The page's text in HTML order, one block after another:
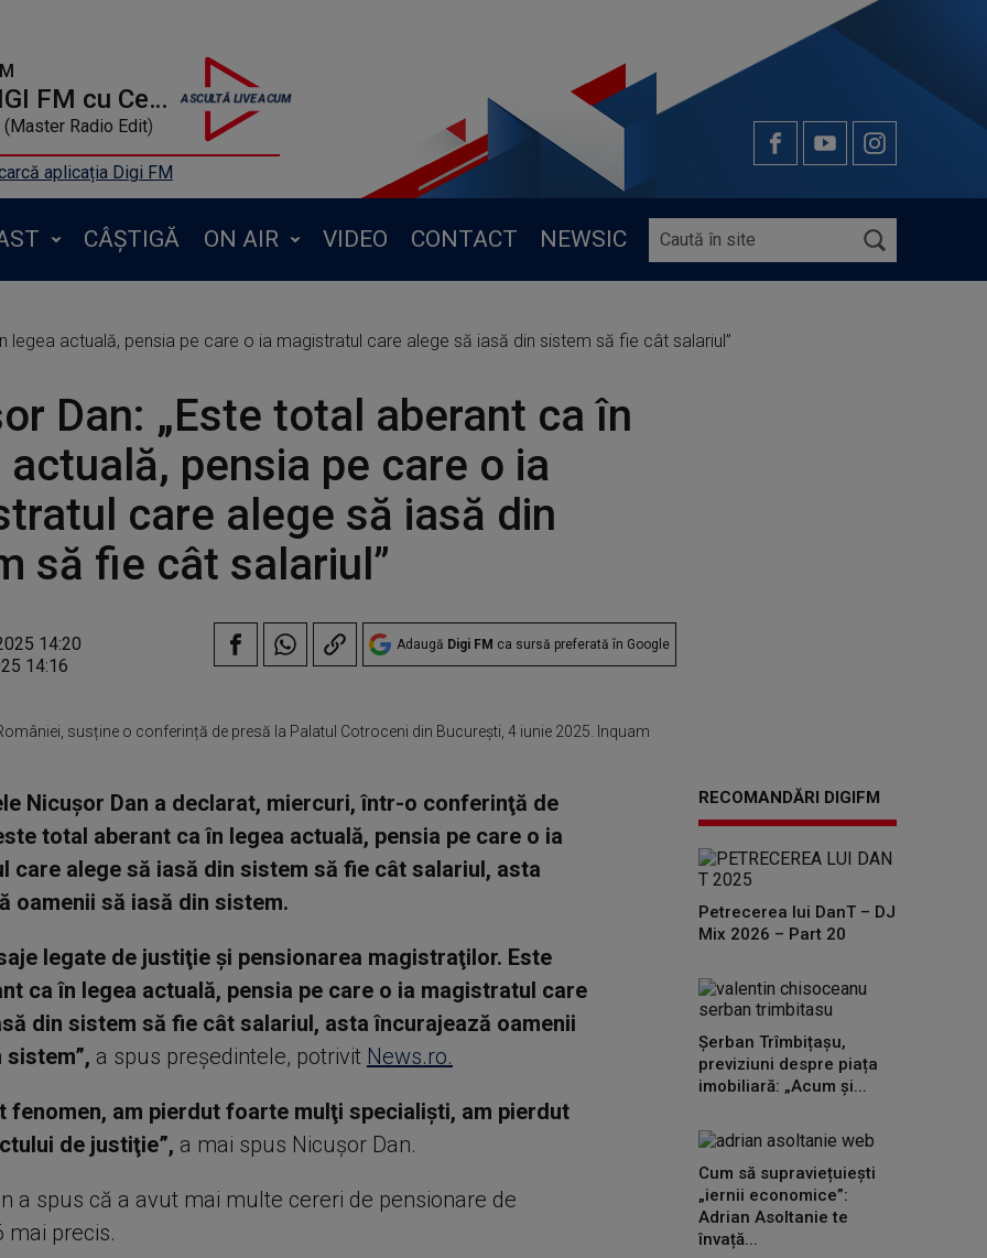
TOP 20 DIGI FM cu Cetin
Radio Edit)
aplicația Digi FM
CÂȘTIGĂ ON AIR VIDEO CONTACT NEWSIC
legea actuală, pensia pe care o ia magistratul care alege să iasă din sistem să fie cât salariul”
Dan: „Este total aberant ca în
actuală, pensia pe care o ia
care alege să iasă din
să fie cât salariul”
14:20
14:16
Adaugă Digi FM ca sursă preferată în Google
susține o conferință de presă la Palatul Cotroceni din București, 4 iunie 2025. Inquam
Nicuşor Dan a declarat, miercuri, într-o conferinţă de
total aberant ca în legea actuală, pensia pe care o ia
care alege să iasă din sistem să fie cât salariul, asta
oamenii să iasă din sistem.
legate de justiţie şi pensionarea magistraţilor. Este
ca în legea actuală, pensia pe care o ia magistratul care
din sistem să fie cât salariul, asta încurajează oamenii
sistem”, a spus preşedintele, potrivit News.ro.
fenomen, am pierdut foarte mulţi specialişti, am pierdut
de justiţie”, a mai spus Nicuşor Dan.
a spus că a avut mai multe cereri de pensionare de
mai precis.
RECOMANDĂRI DIGIFM
Petrecerea lui DanT – DJ
Mix 2026 – Part 20
Șerban Trîmbițașu,
previziuni despre piața
imobiliară: „Acum și...
Cum să supraviețuiești
„iernii economice”:
Adrian Asoltanie te
învață...